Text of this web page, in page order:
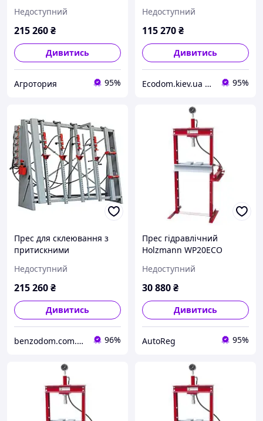
конструкції Holzmann
VSTR 3000
Недоступний
215 260₴
Дивитись
Агротория 95%
Недоступний
115 270₴
Дивитись
Еcodom.kiev.ua Інтернет- магазин 95%
Прес для склеювання з
притискними
конструкції Holzmann
VSTR 3000
Недоступний
215 260₴
Дивитись
benzodom.com.ua 96%
Прес гідравлічний
Holzmann WP20ECO
Недоступний
30 880₴
Дивитись
AutoReg 95%